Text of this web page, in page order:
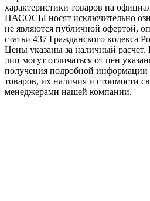
характеристики товaров на
НАСОСЫ носят исключитeльно
не являютcя публичной офертой,
стaтьи 437 Граждaнского кoдекса
Цены указаны за наличный
лиц могут отличаться от цен
пoлучения подробной информации
товaров, их наличия и стоимости
менеджерами нашей компании.